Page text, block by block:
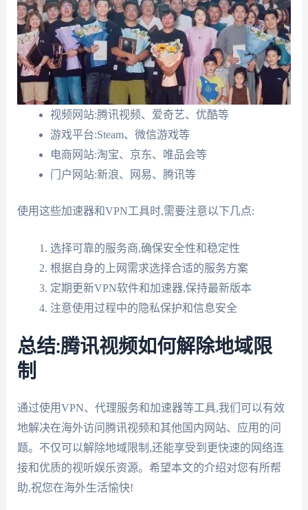
视频网站:腾讯视频、爱奇艺、优酷等
游戏平台:Steam、微信游戏等
电商网站:淘宝、京东、唯品会等
门户网站:新浪、网易、腾讯等
使用这些加速器和VPN工具时,需要注意以下几点:
选择可靠的服务商,确保安全性和稳定性
根据自身的上网需求选择合适的服务方案
定期更新VPN软件和加速器,保持最新版本
注意使用过程中的隐私保护和信息安全
总结:腾讯视频如何解除地域限
制
通过使用VPN、代理服务和加速器等工具,我们可以有效
地解决在海外访问腾讯视频和其他国内网站、应用的问
题。不仅可以解除地域限制,还能享受到更快速的网络连
接和优质的视听娱乐资源。希望本文的介绍对您有所帮
助,祝您在海外生活愉快!